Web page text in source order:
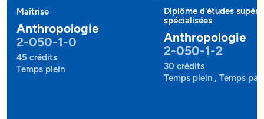
Maîtrise
Anthropologie
2-050-1-0
45 crédits
Temps plein
Diplôme d'études
spécialisées
Anthropologie
2-050-1-2
30 crédits
Temps plein , Temps